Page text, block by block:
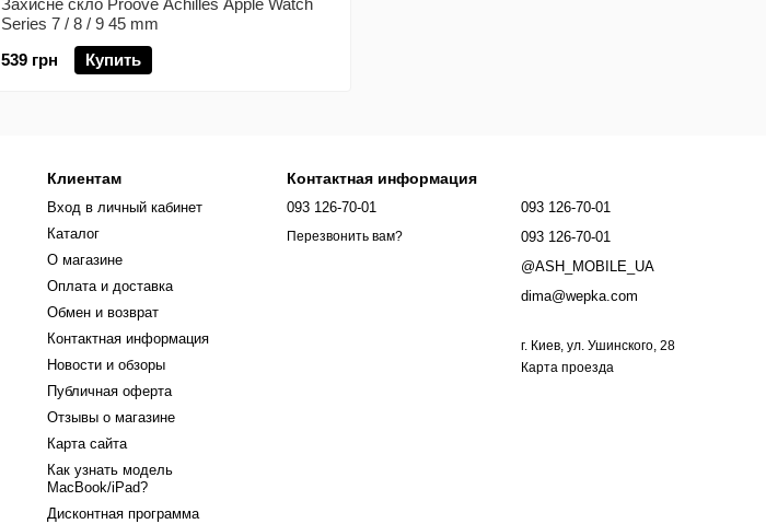
Захисне скло Proove Achilles Apple Watch
Series 7 / 8 / 9 45 mm
539 грн
Купить
Клиентам
Вход в личный кабинет
Каталог
О магазине
Оплата и доставка
Обмен и возврат
Контактная информация
Новости и обзоры
Публичная оферта
Отзывы о магазине
Карта сайта
Как узнать модель
MacBook/iPad?
Дисконтная программа
Контактная информация
093 126-70-01
Перезвонить вам?
093 126-70-01
093 126-70-01
@ASH_MOBILE_UA
dima@wepka.com
г. Киев, ул. Ушинского, 28
Карта проезда